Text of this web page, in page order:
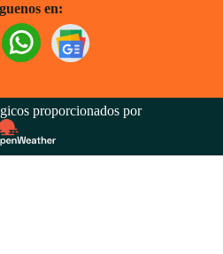
en:
proporcionados por